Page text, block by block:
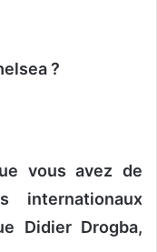
?
vous avez de
internationaux
Didier Drogba,